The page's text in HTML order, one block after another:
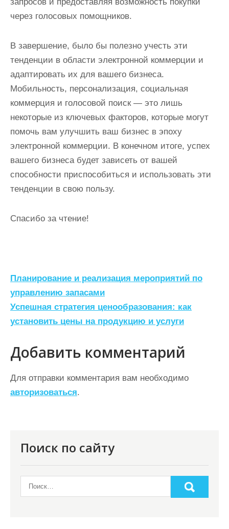
через голосовых помощников.
В завершение, было бы полезно учесть эти
тенденции в области электронной коммерции и
адаптировать их для вашего бизнеса.
Мобильность, персонализация, социальная
коммерция и голосовой поиск — это лишь
некоторые из ключевых факторов, которые могут
помочь вам улучшить ваш бизнес в эпоху
электронной коммерции. В конечном итоге, успех
вашего бизнеса будет зависеть от вашей
способности приспособиться и использовать эти
тенденции в свою пользу.
Спасибо за чтение!
Н
а
в
и
г
а
ц
и
Планирование и реализация мероприятий по
управлению запасами
Успешная стратегия ценообразования: как
установить цены на продукцию и услуги
Добавить комментарий
Для отправки комментария вам необходимо
авторизоваться.
Поиск по сайту